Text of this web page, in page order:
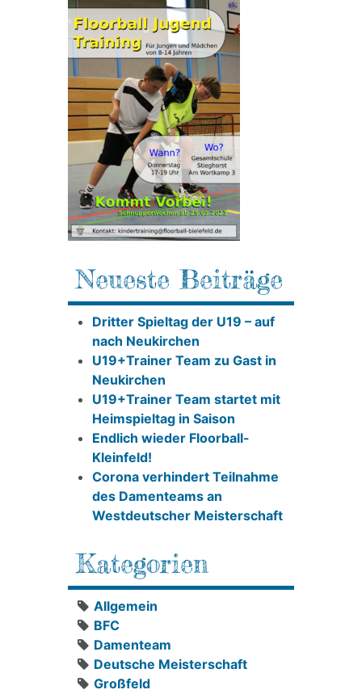
Neueste Beiträge
Dritter Spieltag der U19 – auf
nach Neukirchen
U19+Trainer Team zu Gast in
Neukirchen
U19+Trainer Team startet mit
Heimspieltag in Saison
Endlich wieder Floorball-
Kleinfeld!
Corona verhindert Teilnahme
des Damenteams an
Westdeutscher Meisterschaft
Kategorien
Allgemein
BFC
Damenteam
Deutsche Meisterschaft
Großfeld